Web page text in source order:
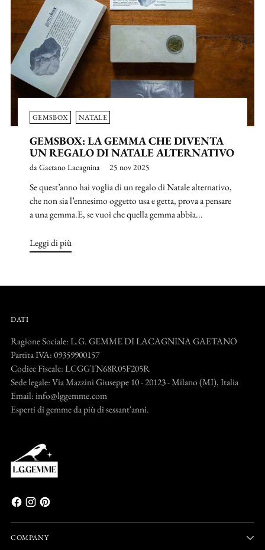
GEMSBOX NATALE
GEMSBOX: LA GEMMA CHE DIVENTA
UN REGALO DI NATALE ALTERNATIVO
da Gaetano Lacagnina 25 nov 2025
Se quest’anno hai voglia di un regalo di Natale alternativo,
che non sia l’ennesimo oggetto usa e getta, prova a pensare
a una gemma.E, se vuoi che quella gemma abbia...
Leggi di più
DATI
Ragione Sociale: L.G. GEMME DI LACAGNINA GAETANO
Partita IVA: 09359900157
Codice Fiscale: LCGGTN68R05F205R
Sede legale: Via Mazzini Giuseppe 10 - 20123 - Milano (MI), Italia
Email: info@lggemme.com
Esperti di gemme da più di sessant'anni.
COMPANY